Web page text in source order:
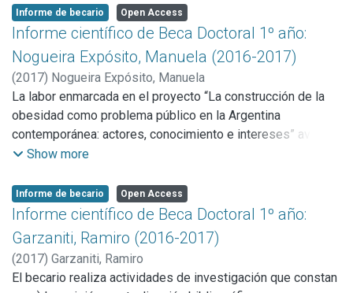
Informe de becario Open Access
Informe científico de Beca Doctoral 1º año:
Nogueira Expósito, Manuela (2016-2017)
(2017) Nogueira Expósito, Manuela
La labor enmarcada en el proyecto “La construcción de la
obesidad como problema público en la Argentina
contemporánea: actores, conocimiento e intereses” avanzó
en:
marco teórico, b) la revisión y análisis dedocumentos
oficiales (proyectos de ley, boletines oficiales, versiones
taquigráficas de sesiones legislativas nacionales) y
artículos periodísticos a fin de consolidar el corpus de
información sustantiva del estudio, c) realización de
entrevistas en profundidad a expertosen la temática.
Show more
Informe de becario Open Access
Informe científico de Beca Doctoral 1º año:
Garzaniti, Ramiro (2016-2017)
(2017) Garzaniti, Ramiro
El becario realiza actividades de investigación que constan